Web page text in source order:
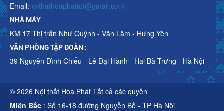
Email:noithathoaphattot@gmail.com
NHÀ MÁY
KM 17 Thị trấn Như Quỳnh - Văn Lâm - Hưng Yên
VĂN PHÒNG TẬP ĐOÀN :
39 Nguyễn Đình Chiểu - Lê Đại Hành - Hai Bà Trưng - Hà Nội
© 2026 Nội thất Hòa Phát Tất cả các quyền
Miền Bắc : Số 16-18 đường Nguyễn Bồ - TP Hà Nội